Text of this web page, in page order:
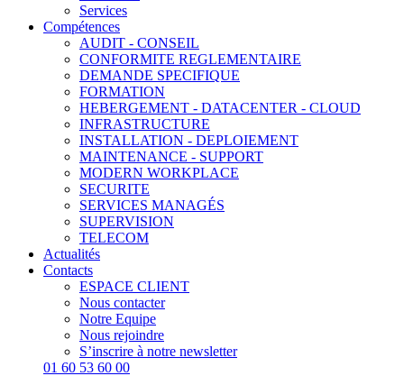
Services
Compétences
AUDIT - CONSEIL
CONFORMITE REGLEMENTAIRE
DEMANDE SPECIFIQUE
FORMATION
HEBERGEMENT - DATACENTER - CLOUD
INFRASTRUCTURE
INSTALLATION - DEPLOIEMENT
MAINTENANCE - SUPPORT
MODERN WORKPLACE
SECURITE
SERVICES MANAGÉS
SUPERVISION
TELECOM
Actualités
Contacts
ESPACE CLIENT
Nous contacter
Notre Equipe
Nous rejoindre
S’inscrire à notre newsletter
01 60 53 60 00